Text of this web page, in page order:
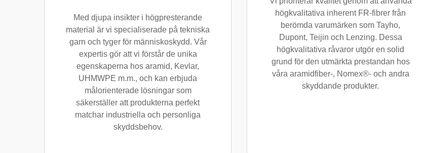
Med djupa insikter i högpresterande
material är vi specialiserade på tekniska
garn och tyger för människoskydd. Vår
expertis gör att vi förstår de unika
egenskaperna hos aramid, Kevlar,
UHMWPE m.m., och kan erbjuda
målorienterade lösningar som
säkerställer att produkterna perfekt
matchar industriella och personliga
skyddsbehov.
högkvalitativa inherent FR-fibrer från
berömda varumärken som Tayho,
Dupont, Teijin och Lenzing. Dessa
högkvalitativa råvaror utgör en solid
grund för den utmärkta prestandan hos
våra aramidfiber-, Nomex®- och andra
skyddande produkter.